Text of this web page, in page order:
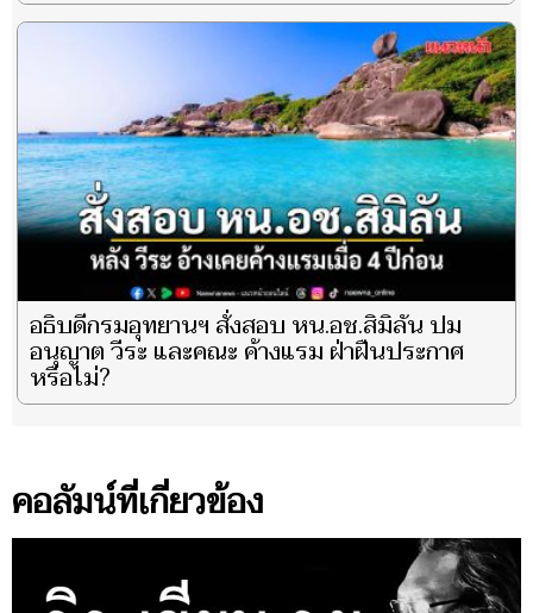
อธิบดีกรมอุทยานฯ สั่งสอบ หน.อช.สิมิลัน ปม
อนุญาต วีระ และคณะ ค้างแรม ฝ่าฝืนประกาศ
หรือไม่?
คอลัมน์ที่เกี่ยวข้อง